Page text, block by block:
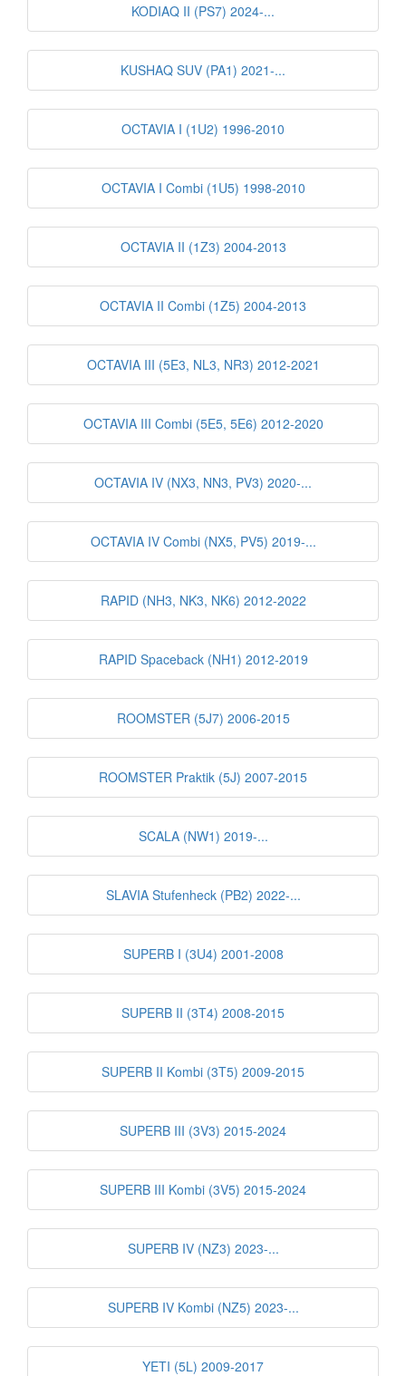
KODIAQ II (PS7) 2024-...
KUSHAQ SUV (PA1) 2021-...
OCTAVIA I (1U2) 1996-2010
OCTAVIA I Combi (1U5) 1998-2010
OCTAVIA II (1Z3) 2004-2013
OCTAVIA II Combi (1Z5) 2004-2013
OCTAVIA III (5E3, NL3, NR3) 2012-2021
OCTAVIA III Combi (5E5, 5E6) 2012-2020
OCTAVIA IV (NX3, NN3, PV3) 2020-...
OCTAVIA IV Combi (NX5, PV5) 2019-...
RAPID (NH3, NK3, NK6) 2012-2022
RAPID Spaceback (NH1) 2012-2019
ROOMSTER (5J7) 2006-2015
ROOMSTER Praktik (5J) 2007-2015
SCALA (NW1) 2019-...
SLAVIA Stufenheck (PB2) 2022-...
SUPERB I (3U4) 2001-2008
SUPERB II (3T4) 2008-2015
SUPERB II Kombi (3T5) 2009-2015
SUPERB III (3V3) 2015-2024
SUPERB III Kombi (3V5) 2015-2024
SUPERB IV (NZ3) 2023-...
SUPERB IV Kombi (NZ5) 2023-...
YETI (5L) 2009-2017